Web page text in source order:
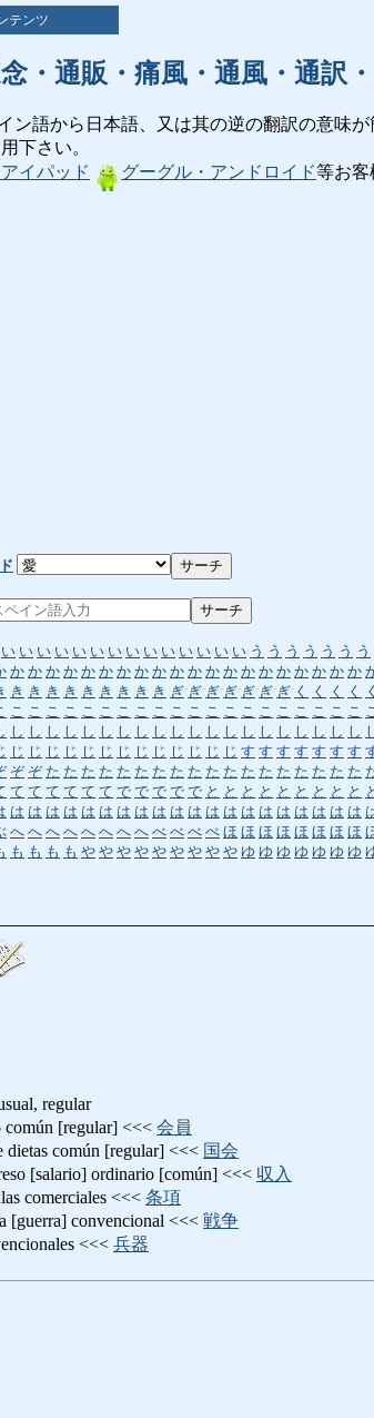
テンツ
・通販・痛風・通風・通訳
ン語から日本語、又は其の逆の翻訳の意味
下さい。
イパッド グーグル・アンドロイド等お客
い い い い い い い い い い い い い い う う う う う う う
か か か か か か か か か か か か か か か か か か か か
き き き き き き き き き ぎ ぎ ぎ ぎ ぎ ぎ ぎ く く く く
こ こ こ こ こ こ こ こ こ こ こ こ こ こ こ こ こ こ こ こ
し し し し し し し し し し し し し し し し し し し し
じ じ じ じ じ じ じ じ じ じ じ じ じ す す す す す す す
ぞ ぞ た た た た た た た た た た た た た た た た た た
て て て て て て で で で で で と と と と と と と と と
は は は は は は は は は は は は は は は は は は は は
へ へ へ へ へ へ へ へ べ べ べ ぺ ほ ほ ほ ほ ほ ほ ほ ほ
も も も も や や や や や や や や や ゆ ゆ ゆ ゆ ゆ ゆ ゆ
regular
[regular] <<< 会員
común [regular] <<< 国会
[salario] ordinario [común] <<< 収入
comerciales <<< 条項
convencional <<< 戦争
<<< 兵器